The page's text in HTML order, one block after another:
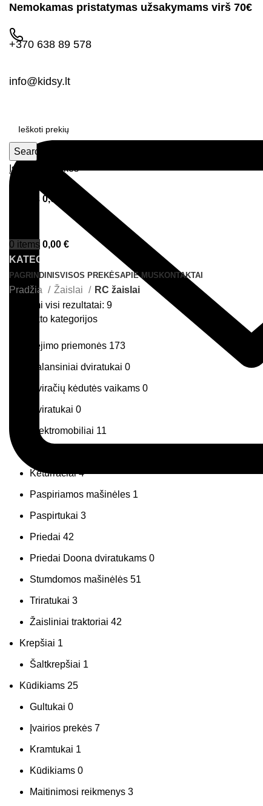
Nemokamas pristatymas užsakymams virš 70€
+370 638 89 578
info@kidsy.lt
Search
Įsimintos prekės
Prisijungimas
items 0,00
0 items 0,00 €
KATEGORIJOS
PAGRINDINISVISOS PREKĖSAPIE MUS KONTAKTAI
Pradžia Žaislai
RC žaislai
Rodomi visi rezultatai: 9Rūšiuojama
Produkto kategorijos
Judėjimo priemonės 173
Balansiniai dviratukai 0
Dviračių kėdutės vaikams 0
Dviratukai 0
Elektromobiliai 11
Keturračiai 4
Paspiriamos mašinėles 1
Paspirtukai 3
Priedai 42
Priedai Doona dviratukams 0
Stumdomos mašinėlės 51
Triratukai 3
Žaisliniai traktoriai 42
Krepšiai 1
Šaltkrepšiai 1
Kūdikiams 25
Gultukai 0
Įvairios prekės 7
Kramtukai 1
Kūdikiams 0
Maitinimosi reikmenys 3